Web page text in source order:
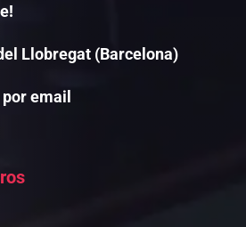
Llobregat (Barcelona)
email